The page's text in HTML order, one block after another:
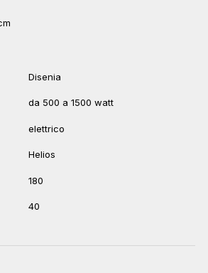
Disenia
da 500 a 1500 watt
elettrico
Helios
180
40